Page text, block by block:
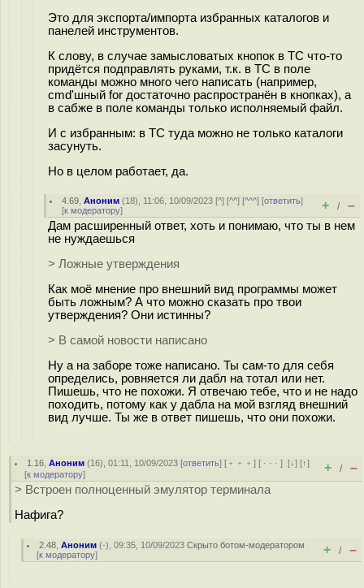
Это для экспорта/импорта избранных каталогов и
панелей инструментов.
К слову, в случае замысловатых кнопок в ТС что-то
придётся подправлять руками, т.к. в ТС в поле
команды можно много чего написать (например,
cmd'шный for достаточно распространён в кнопках), а
в сабже в поле команды только исполняемый файл.
И с избранным: в ТС туда можно не только каталоги
засунуть.
Но в целом работает, да.
4.69 ,Аноним (18), 11:06, 10/09/2023 [^] [^^] [^^^] [ответить]
[к модератору] + / –
Дам расширенный ответ, хоть и понимаю, что ты в нем
не нуждаешься
> Ложные утверждения
Как моё мнение про внешний вид программы может
быть ложным? А что можно сказать про твои
утверждения? Они истинны?
> В самой новости написано
Ну а на заборе тоже написано. Ты сам-то для себя
определись, ровняется ли дабл на тотал или нет.
Пишешь, что не похожи. Я отвечаю тебе, что и не надо
походить, потому как у дабла на мой взгляд внешний
вид лучше. Ты же в ответ пишешь, что они похожи.
1.16 ,Аноним (16), 01:11, 10/09/2023 [ответить] [ ﹢﹢﹢] [ · · ·][↓] [↑]
[к модератору] + / –
> Встроен полноценный эмулятор терминала
Нафига?
2.48 ,Аноним (-), 09:35, 10/09/2023Скрыто ботом-модератором
[к модератору] + / –